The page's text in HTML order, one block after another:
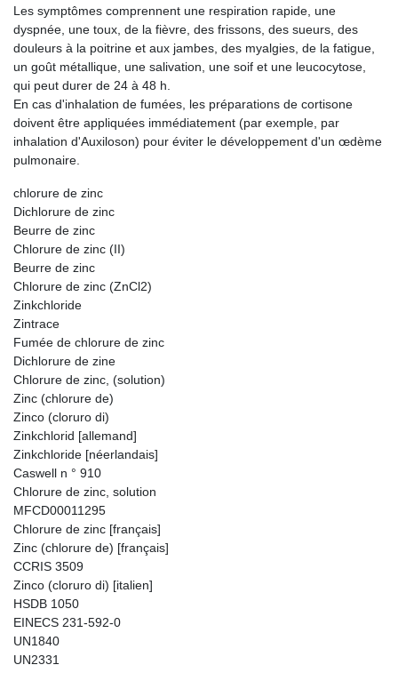
Les symptômes comprennent une respiration rapide, une
dyspnée, une toux, de la fièvre, des frissons, des sueurs, des
douleurs à la poitrine et aux jambes, des myalgies, de la fatigue,
un goût métallique, une salivation, une soif et une leucocytose,
qui peut durer de 24 à 48 h.
En cas d'inhalation de fumées, les préparations de cortisone
doivent être appliquées immédiatement (par exemple, par
inhalation d'Auxiloson) pour éviter le développement d'un œdème
pulmonaire.
chlorure de zinc
Dichlorure de zinc
Beurre de zinc
Chlorure de zinc (II)
Beurre de zinc
Chlorure de zinc (ZnCl2)
Zinkchloride
Zintrace
Fumée de chlorure de zinc
Dichlorure de zine
Chlorure de zinc, (solution)
Zinc (chlorure de)
Zinco (cloruro di)
Zinkchlorid [allemand]
Zinkchloride [néerlandais]
Caswell n ° 910
Chlorure de zinc, solution
MFCD00011295
Chlorure de zinc [français]
Zinc (chlorure de) [français]
CCRIS 3509
Zinco (cloruro di) [italien]
HSDB 1050
EINECS 231-592-0
UN1840
UN2331